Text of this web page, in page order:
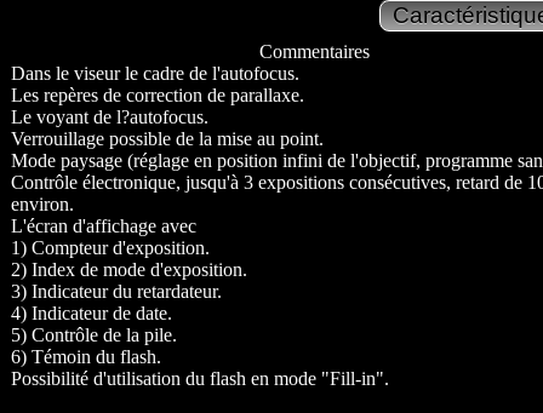
Commentaires
Dans le viseur le cadre de l'autofocus.
Les repères de correction de parallaxe.
Le voyant de l?autofocus.
Verrouillage possible de la mise au point.
Mode paysage (réglage en position infini de l'objectif, programme
Contrôle électronique, jusqu'à 3 expositions consécutives, retard de
environ.
L'écran d'affichage avec
1) Compteur d'exposition.
2) Index de mode d'exposition.
3) Indicateur du retardateur.
4) Indicateur de date.
5) Contrôle de la pile.
6) Témoin du flash.
Possibilité d'utilisation du flash en mode "Fill-in".